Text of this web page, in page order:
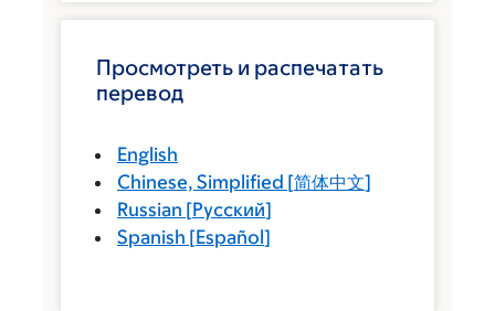
Просмотреть и распечатать
перевод
English
Chinese, Simplified [简体中文]
Russian [Русский]
Spanish [Español]